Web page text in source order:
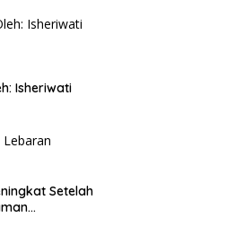
Isheriwati
Setelah